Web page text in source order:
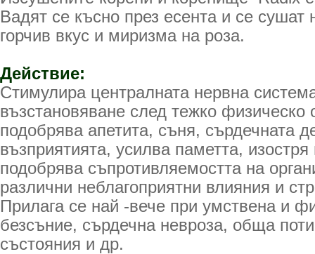
Вадят се късно през есента и се сушат
горчив вкус и миризма на роза.
Действие:
Стимулира централната нервна
възстановяване след тежко
подобрява апетита, съня, сърдечната
възприятията, усилва паметта,
подобрява съпротивляемостта на
различни неблагоприятни влияния и
Прилага се най -вече при умствена и
безсъние, сърдечна невроза, обща
състояния и др.